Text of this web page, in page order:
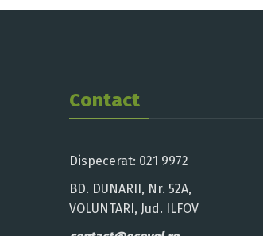
Contact
Dispecerat: 021 9972
BD. DUNARII, Nr. 52A,
VOLUNTARI, Jud. ILFOV